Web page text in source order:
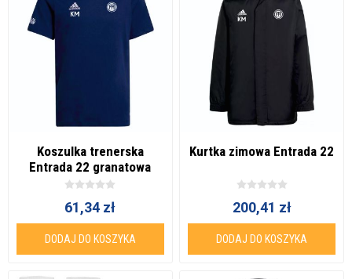
Koszulka trenerska
Entrada 22 granatowa
61,34 zł
DODAJ DO KOSZYKA
Kurtka zimowa Entrada 22
200,41 zł
DODAJ DO KOSZYKA